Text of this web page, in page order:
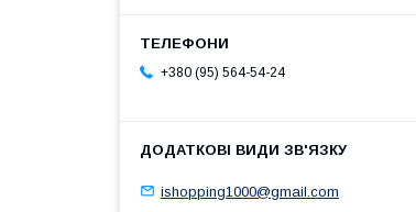
+380 (95) 564-54-24
ishopping1000@gmail.com